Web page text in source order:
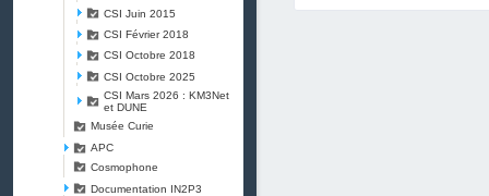
CSI Juin 2015
CSI Février 2018
CSI Octobre 2018
CSI Octobre 2025
CSI Mars 2026 : KM3Net
et DUNE
Musée Curie
APC
Cosmophone
Documentation IN2P3